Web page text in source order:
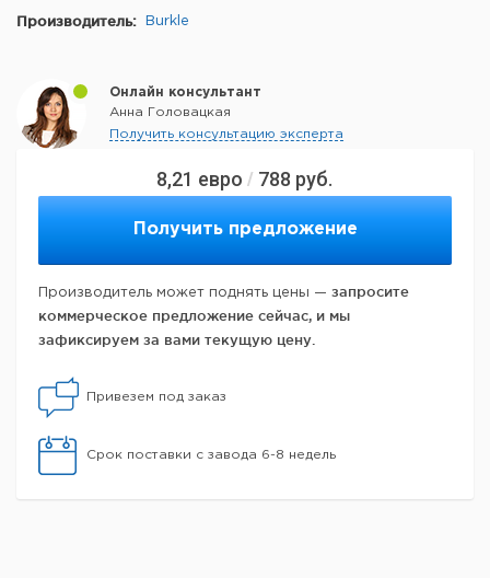
8,21 евро / 788 руб.
Получить предложение
Производитель может поднять цены — запросите
коммерческое предложение сейчас, и мы
зафиксируем за вами текущую цену.
Привезем под заказ
Срок поставки с завода 6-8 недель
Производитель: Burkle
Онлайн консультант
Анна Головацкая
Получить консультацию эксперта